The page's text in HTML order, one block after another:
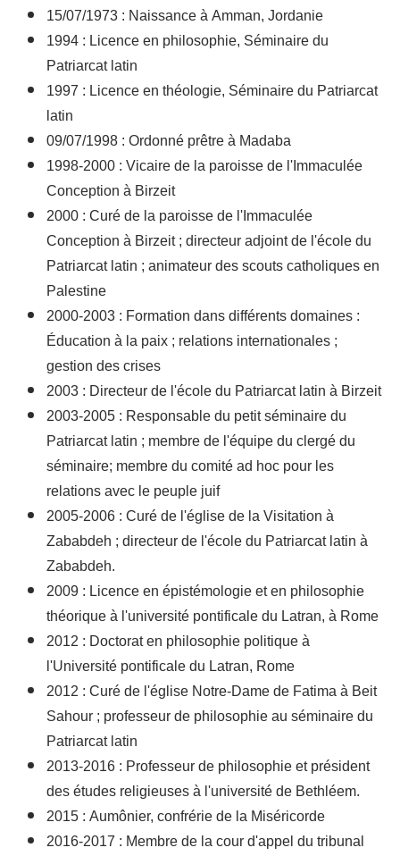
15/07/1973 : Naissance à Amman, Jordanie
1994 : Licence en philosophie, Séminaire du
Patriarcat latin
1997 : Licence en théologie, Séminaire du Patriarcat
latin
09/07/1998 : Ordonné prêtre à Madaba
1998-2000 : Vicaire de la paroisse de l'Immaculée
Conception à Birzeit
2000 : Curé de la paroisse de l'Immaculée
Conception à Birzeit ; directeur adjoint de l'école du
Patriarcat latin ; animateur des scouts catholiques en
Palestine
2000-2003 : Formation dans différents domaines :
Éducation à la paix ; relations internationales ;
gestion des crises
2003 : Directeur de l'école du Patriarcat latin à Birzeit
2003-2005 : Responsable du petit séminaire du
Patriarcat latin ; membre de l'équipe du clergé du
séminaire; membre du comité ad hoc pour les
relations avec le peuple juif
2005-2006 : Curé de l'église de la Visitation à
Zababdeh ; directeur de l'école du Patriarcat latin à
Zababdeh.
2009 : Licence en épistémologie et en philosophie
théorique à l'université pontificale du Latran, à Rome
2012 : Doctorat en philosophie politique à
l'Université pontificale du Latran, Rome
2012 : Curé de l'église Notre-Dame de Fatima à Beit
Sahour ; professeur de philosophie au séminaire du
Patriarcat latin
2013-2016 : Professeur de philosophie et président
des études religieuses à l'université de Bethléem.
2015 : Aumônier, confrérie de la Miséricorde
2016-2017 : Membre de la cour d'appel du tribunal